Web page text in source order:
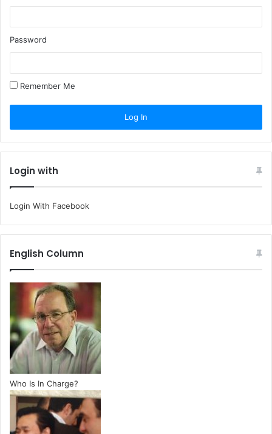
Password
Remember Me
Login with
Login With Facebook
English Column
Who Is In Charge?